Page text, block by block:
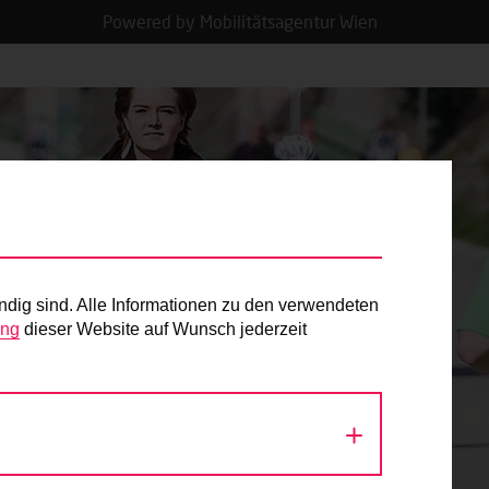
Powered by Mobilitätsagentur Wien
sind. Alle Informationen zu den verwendeten
dieser Website auf Wunsch jederzeit